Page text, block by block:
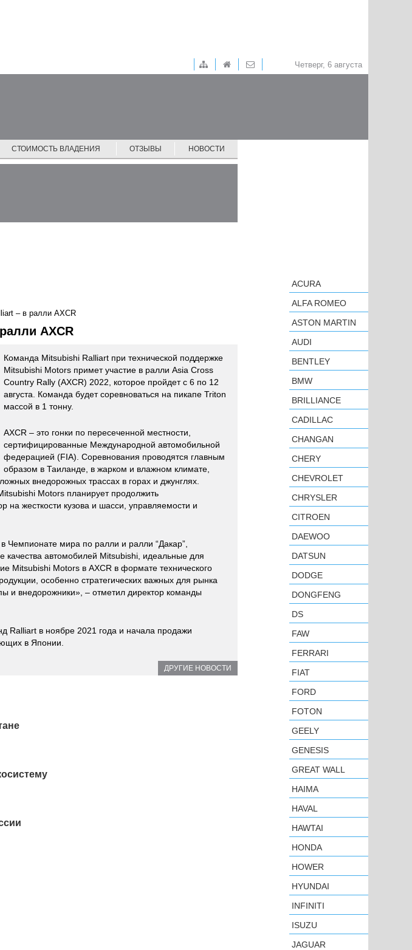
Четверг, 6 августа
СТОИМОСТЬ ВЛАДЕНИЯ ОТЗЫВЫ НОВОСТИ
– в ралли AXCR
AXCR
Команда Mitsubishi Ralliart при технической поддержке
Mitsubishi Motors примет участие в ралли Asia Cross
Country Rally (AXCR) 2022, которое пройдет с 6 по 12
августа. Команда будет соревноваться на пикапе Triton
массой в 1 тонну.
AXCR – это гонки по пересеченной местности,
сертифицированные Международной автомобильной
федерацией (FIA). Соревнования проводятся главным
образом в Таиланде, в жарком и влажном климате,
внедорожных трассах в горах и джунглях.
Motors планирует продолжить
на жесткости кузова и шасси, управляемости и
Чемпионате мира по ралли и ралли “Дакар”,
автомобилей Mitsubishi, идеальные для
Mitsubishi Motors в AXCR в формате технического
особенно стратегических важных для рынка
и внедорожники», – отметил директор команды
Ralliart в ноябре 2021 года и начала продажи
в Японии.
ДРУГИЕ НОВОСТИ
ACURA
ALFA ROMEO
ASTON MARTIN
AUDI
BENTLEY
BMW
BRILLIANCE
CADILLAC
CHANGAN
CHERY
CHEVROLET
CHRYSLER
CITROEN
DAEWOO
DATSUN
DODGE
DONGFENG
DS
FAW
FERRARI
FIAT
FORD
FOTON
GEELY
GENESIS
GREAT WALL
HAIMA
HAVAL
HAWTAI
HONDA
HOWER
HYUNDAI
INFINITI
ISUZU
JAGUAR